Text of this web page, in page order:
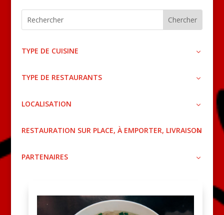
TYPE DE CUISINE
TYPE DE RESTAURANTS
LOCALISATION
RESTAURATION SUR PLACE, À EMPORTER, LIVRAISON
PARTENAIRES